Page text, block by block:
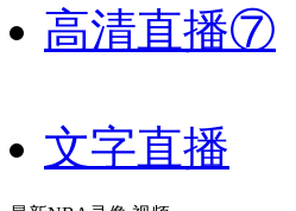
高清直播⑦
文字直播